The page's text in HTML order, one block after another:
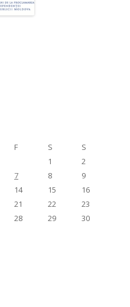
F S S
1
2
7 8
9
14 15
16
21 22
23
28 29
30